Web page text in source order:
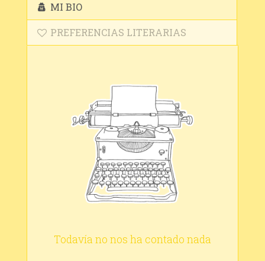
MI BIO
PREFERENCIAS LITERARIAS
Todavía no nos ha contado nada